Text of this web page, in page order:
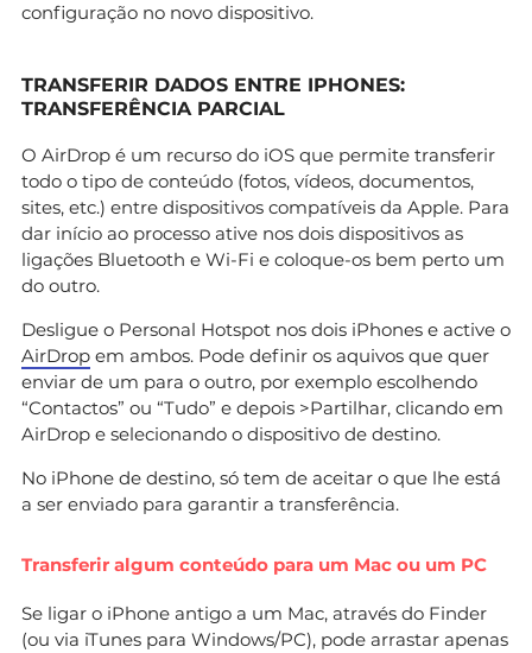
configuração no novo dispositivo.
TRANSFERIR DADOS ENTRE IPHONES:
TRANSFERÊNCIA PARCIAL
O AirDrop é um recurso do iOS que permite transferir
todo o tipo de conteúdo (fotos, vídeos, documentos,
sites, etc.) entre dispositivos compatíveis da Apple. Para
dar início ao processo ative nos dois dispositivos as
ligações Bluetooth e Wi-Fi e coloque-os bem perto um
do outro.
Desligue o Personal Hotspot nos dois iPhones e active o
AirDrop em ambos. Pode definir os aquivos que quer
enviar de um para o outro, por exemplo escolhendo
“Contactos” ou “Tudo” e depois >Partilhar, clicando em
AirDrop e selecionando o dispositivo de destino.
No iPhone de destino, só tem de aceitar o que lhe está
a ser enviado para garantir a transferência.
Transferir algum conteúdo para um Mac ou um PC
Se ligar o iPhone antigo a um Mac, através do Finder
(ou via iTunes para Windows/PC), pode arrastar apenas